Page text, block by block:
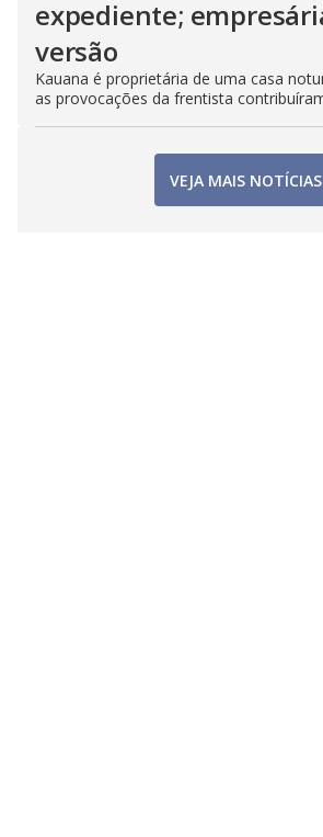
expediente;
versão
Kauana é proprietária de uma casa
as provocações da frentista
VEJA MAIS NOTÍCIAS